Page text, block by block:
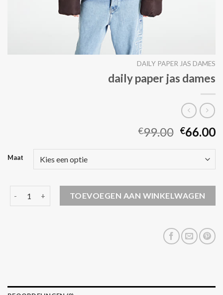
DAILY PAPER JAS DAMES
daily paper jas dames
€99.00 €66.00
Maat
daily paper jas dames aantalTOEVOEGEN AAN WINKELWAGEN